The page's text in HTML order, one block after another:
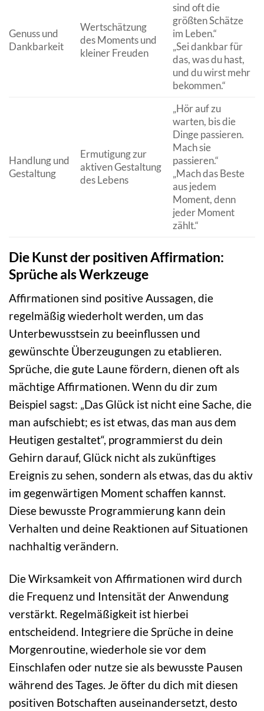
Genuss und
Dankbarkeit
Wertschätzung
des Moments und
kleiner Freuden
sind oft die
größten Schätze
im Leben.“
„Sei dankbar für
das, was du hast,
und du wirst mehr
bekommen.“
Handlung und
Gestaltung
Ermutigung zur
aktiven Gestaltung
des Lebens
„Hör auf zu
warten, bis die
Dinge passieren.
Mach sie
passieren.“
„Mach das Beste
aus jedem
Moment, denn
jeder Moment
zählt.“
Die Kunst der positiven Affirmation:
Sprüche als Werkzeuge
Affirmationen sind positive Aussagen, die
regelmäßig wiederholt werden, um das
Unterbewusstsein zu beeinflussen und
gewünschte Überzeugungen zu etablieren.
Sprüche, die gute Laune fördern, dienen oft als
mächtige Affirmationen. Wenn du dir zum
Beispiel sagst: „Das Glück ist nicht eine Sache, die
man aufschiebt; es ist etwas, das man aus dem
Heutigen gestaltet“, programmierst du dein
Gehirn darauf, Glück nicht als zukünftiges
Ereignis zu sehen, sondern als etwas, das du aktiv
im gegenwärtigen Moment schaffen kannst.
Diese bewusste Programmierung kann dein
Verhalten und deine Reaktionen auf Situationen
nachhaltig verändern.
Die Wirksamkeit von Affirmationen wird durch
die Frequenz und Intensität der Anwendung
verstärkt. Regelmäßigkeit ist hierbei
entscheidend. Integriere die Sprüche in deine
Morgenroutine, wiederhole sie vor dem
Einschlafen oder nutze sie als bewusste Pausen
während des Tages. Je öfter du dich mit diesen
positiven Botschaften auseinandersetzt, desto